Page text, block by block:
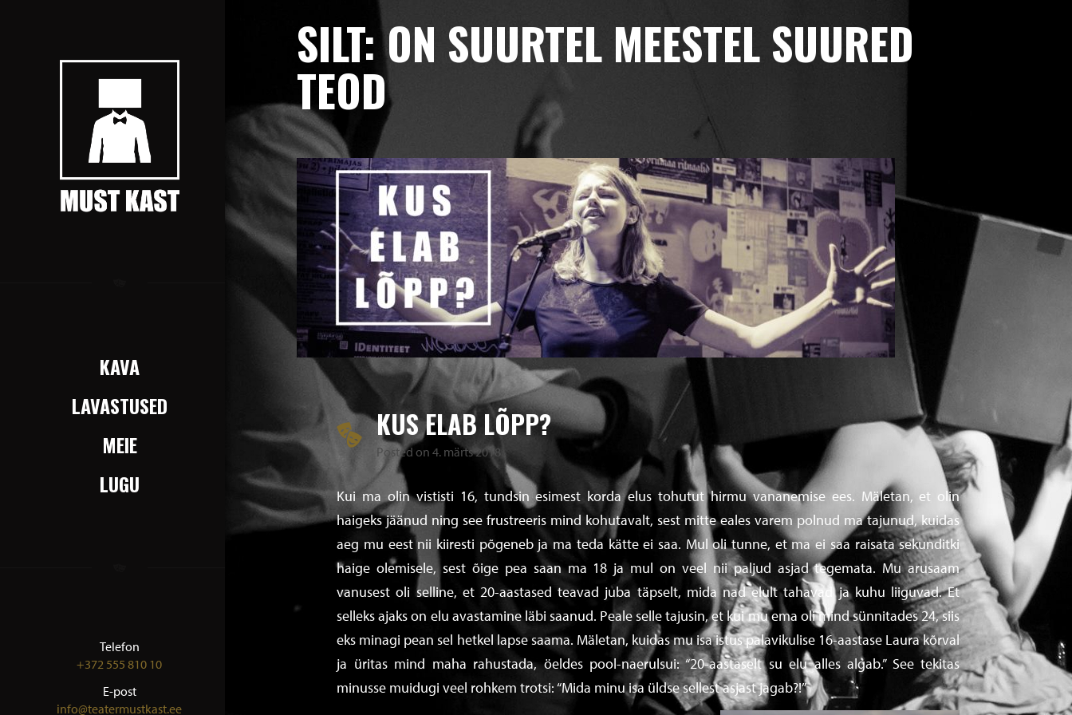
KAVA
LAVASTUSED
MEIE
LUGU
Telefon
+372 555 810 10
E-post
info@teatermustkast.ee
SILT:ON SUURTEL MEESTEL SUURED
TEOD
KUS ELAB LÕPP?
Posted on4. märts 2018
Kui ma olin vististi 16, tundsin esimest korda elus tohutut hirmu vananemise ees. Mäletan, et olin
haigeks jäänud ning see frustreeris mind kohutavalt, sest mitte eales varem polnud ma tajunud, kuidas
aeg mu eest nii kiiresti põgeneb ja ma teda kätte ei saa. Mul oli tunne, et ma ei saa raisata sekunditki
haige olemisele, sest õige pea saan ma 18 ja mul on veel nii paljud asjad tegemata. Mu arusaam
vanusest oli selline, et 20-aastased teavad juba täpselt, mida nad elult tahavad ja kuhu liiguvad. Et
selleks ajaks on elu avastamine läbi saanud. Peale selle tajusin, et kui mu ema oli mind sünnitades 24, siis
eks minagi pean sel hetkel lapse saama. Mäletan, kuidas mu isa istus palavikulise 16-aastase Laura kõrval
ja üritas mind maha rahustada, öeldes pool-naerulsui: “20-aastaselt su elu alles algab.” See tekitas
minusse muidugi veel rohkem trotsi: “Mida minu isa üldse sellest asjast jagab?!”